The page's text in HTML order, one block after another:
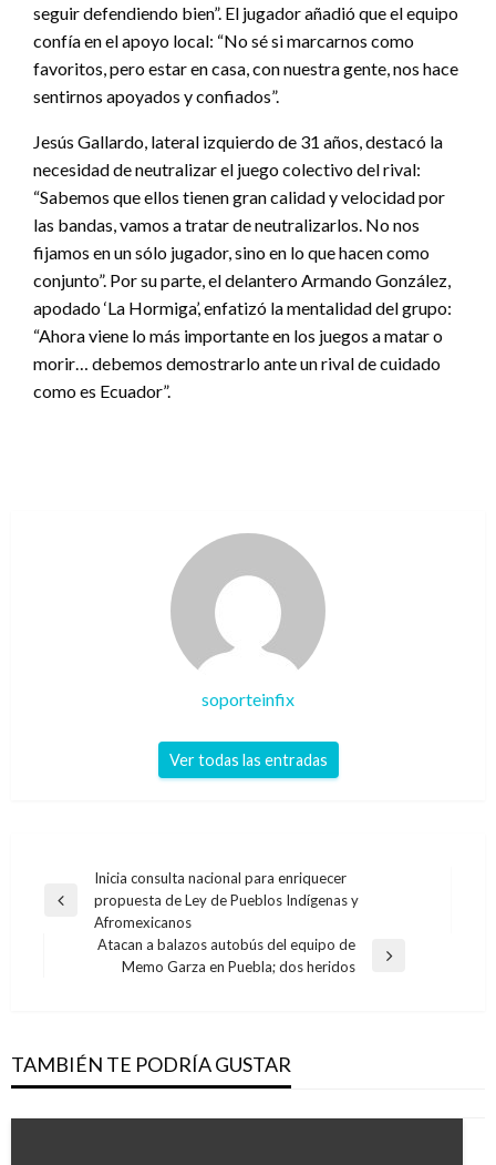
seguir defendiendo bien”. El jugador añadió que el equipo
confía en el apoyo local: “No sé si marcarnos como
favoritos, pero estar en casa, con nuestra gente, nos hace
sentirnos apoyados y confiados”.
Jesús Gallardo, lateral izquierdo de 31 años, destacó la
necesidad de neutralizar el juego colectivo del rival:
“Sabemos que ellos tienen gran calidad y velocidad por
las bandas, vamos a tratar de neutralizarlos. No nos
fijamos en un sólo jugador, sino en lo que hacen como
conjunto”. Por su parte, el delantero Armando González,
apodado ‘La Hormiga’, enfatizó la mentalidad del grupo:
“Ahora viene lo más importante en los juegos a matar o
morir… debemos demostrarlo ante un rival de cuidado
como es Ecuador”.
soporteinfix
Ver todas las entradas
Navegación
de
entradas
Entrada
anterior
Inicia consulta nacional para enriquecer
propuesta de Ley de Pueblos Indígenas y
Afromexicanos
Atacan a balazos autobús del equipo de
Memo Garza en Puebla; dos heridos
TAMBIÉN TE PODRÍA GUSTAR